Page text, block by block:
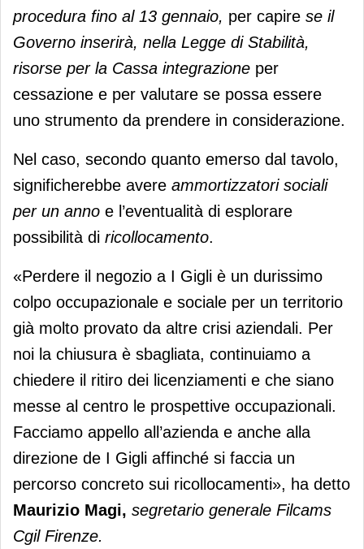
procedura fino al 13 gennaio, per capire se il
Governo inserirà, nella Legge di Stabilità,
risorse per la Cassa integrazione per
cessazione e per valutare se possa essere
uno strumento da prendere in considerazione.
Nel caso, secondo quanto emerso dal tavolo,
significherebbe avere ammortizzatori sociali
per un anno e l’eventualità di esplorare
possibilità di ricollocamento.
«Perdere il negozio a I Gigli è un durissimo
colpo occupazionale e sociale per un territorio
già molto provato da altre crisi aziendali. Per
noi la chiusura è sbagliata, continuiamo a
chiedere il ritiro dei licenziamenti e che siano
messe al centro le prospettive occupazionali.
Facciamo appello all’azienda e anche alla
direzione de I Gigli affinché si faccia un
percorso concreto sui ricollocamenti», ha detto
Maurizio Magi, segretario generale Filcams
Cgil Firenze.